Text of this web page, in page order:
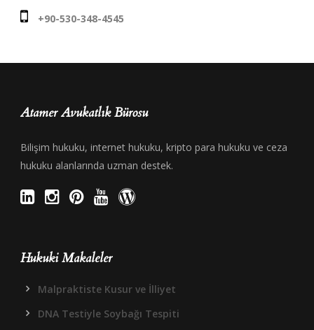
+90-530-348-4545
Atamer Avukatlık Bürosu
Bilişim hukuku, internet hukuku, kripto para hukuku ve ceza
hukuku alanlarında uzman destek.
Hukuki Makaleler
Malpraktiste Kusur ve İlliyet
DNA Testiyle Soybağı Tespiti